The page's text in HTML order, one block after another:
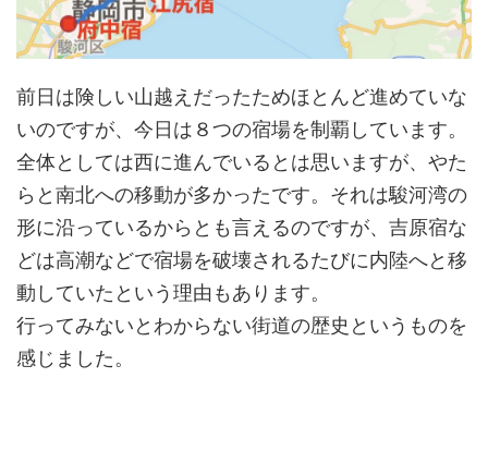
前日は険しい山越えだったためほとんど進めていな
いのですが、今日は８つの宿場を制覇しています。
全体としては西に進んでいるとは思いますが、やた
らと南北への移動が多かったです。それは駿河湾の
形に沿っているからとも言えるのですが、吉原宿な
どは高潮などで宿場を破壊されるたびに内陸へと移
動していたという理由もあります。
行ってみないとわからない街道の歴史というものを
感じました。